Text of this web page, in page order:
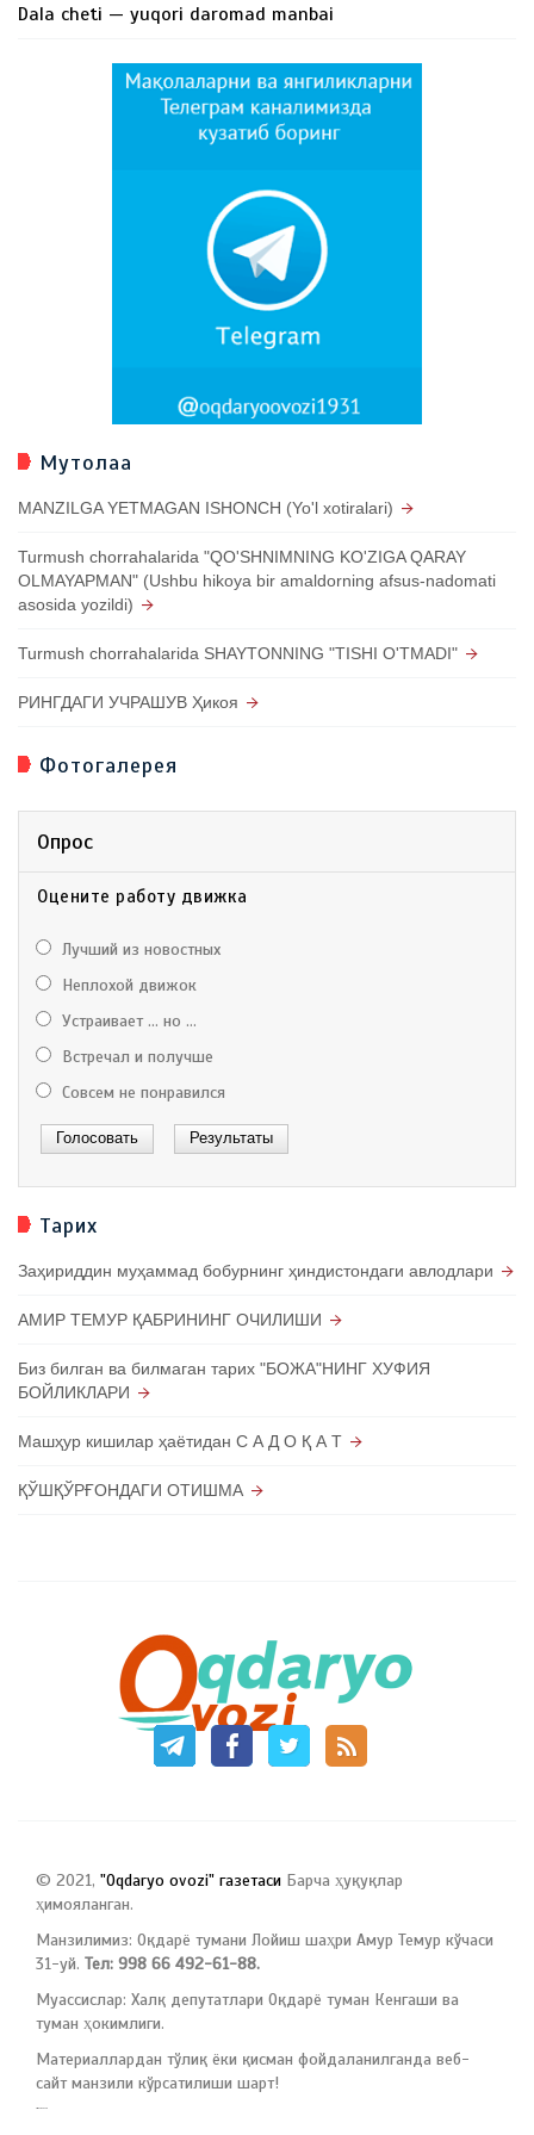
Dala cheti — yuqori daromad manbai
Мутолаа
MANZILGA YETMAGAN ISHONCH (Yo'l xotiralari)
Turmush chorrahalarida "QO'SHNIMNING KO'ZIGA QARAY
OLMAYAPMAN" (Ushbu hikoya bir amaldorning afsus-nadomati
asosida yozildi)
Turmush chorrahalarida SHAYTONNING "TISHI O'TMADI"
РИНГДАГИ УЧРАШУВ Ҳикоя
Фотогалерея
Опрос
Оцените работу движка
Лучший из новостных
Неплохой движок
Устраивает ... но ...
Встречал и получше
Совсем не понравился
Тарих
Заҳириддин муҳаммад бобурнинг ҳиндистондаги авлодлари
АМИР ТЕМУР ҚАБРИНИНГ ОЧИЛИШИ
Биз билган ва билмаган тарих "БОЖА"НИНГ ХУФИЯ
БОЙЛИКЛАРИ
Машҳур кишилар ҳаётидан С А Д О Қ А Т
ҚЎШҚЎРҒОНДАГИ ОТИШМА
© 2021, "Oqdaryo ovozi" газетаси Барча ҳуқуқлар
ҳимояланган.
Манзилимиз: Оқдарё тумани Лойиш шаҳри Амур Темур кўчаси
31-уй. Тел: 998 66 492-61-88.
Муассислар: Халқ депутатлари Оқдарё туман Кенгаши ва
туман ҳокимлиги.
Материаллардан тўлиқ ёки қисман фойдаланилганда веб-
сайт манзили кўрсатилиши шарт!